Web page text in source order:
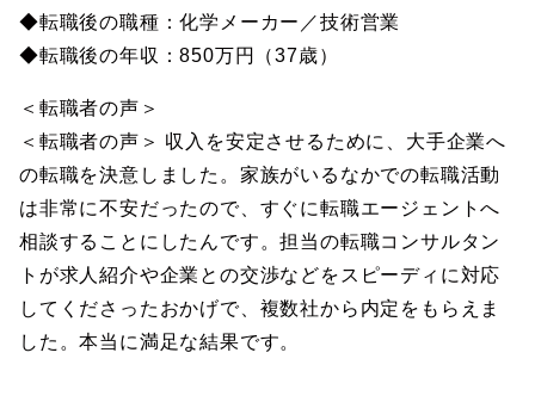
◆転職後の職種：化学メーカー／技術営業
◆転職後の年収：850万円（37歳）
＜転職者の声＞
＜転職者の声＞ 収入を安定させるために、大手企業へ
の転職を決意しました。家族がいるなかでの転職活動
は非常に不安だったので、すぐに転職エージェントへ
相談することにしたんです。担当の転職コンサルタン
トが求人紹介や企業との交渉などをスピーディに対応
してくださったおかげで、複数社から内定をもらえま
した。本当に満足な結果です。